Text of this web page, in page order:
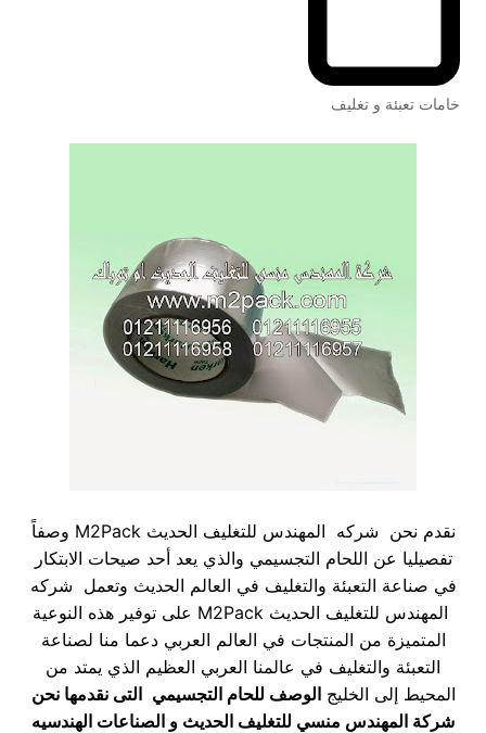
خامات تعبئة و تغليف
نقدم نحن شركه المهندس للتغليف الحديث M2Pack وصفاً
تفصيليا عن اللحام التجسيمي والذي يعد أحد صيحات الابتكار
في صناعة التعبئة والتغليف في العالم الحديث وتعمل شركه
المهندس للتغليف الحديث M2Pack على توفير هذه النوعية
المتميزة من المنتجات في العالم العربي دعما منا لصناعة
التعبئة والتغليف في عالمنا العربي العظيم الذي يمتد من
المحيط إلى الخليجالوصف للحام التجسيمي التى نقدمها نحن
شركة المهندس منسي للتغليف الحديث و الصناعات الهندسيه